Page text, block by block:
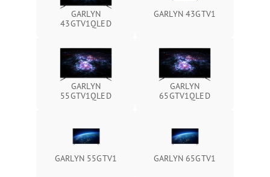
GARLYN
43GTV1QLED
GARLYN 43GTV1
GARLYN
55GTV1QLED
GARLYN
65GTV1QLED
GARLYN 55GTV1 GARLYN 65GTV1